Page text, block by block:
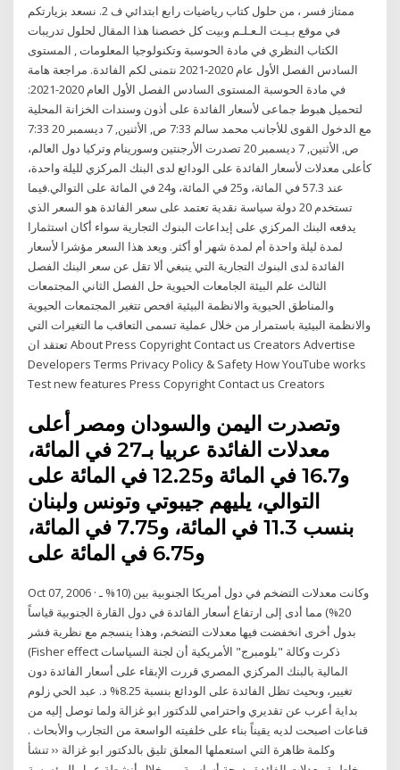
ممتاز فسر ، من حلول كتاب رياضيات رابع ابتدائي ف 2. نسعد بزيارتكم
في موقع بـيـت الـعـلـم وبيت كل خصصنا هذا المقال لحلول تدريبات
الكتاب النظري في مادة الحوسبة وتكنولوجيا المعلومات , المستوى
السادس الفصل الأول عام 2020-2021 نتمنى لكم الفائدة. مراجعة هامة
في مادة الحوسبة المستوى السادس الفصل الأول العام 2020-2021:
لتحميل هبوط جماعى لأسعار الفائدة على أذون وسندات الخزانة المحلية
مع الدخول القوى للأجانب محمد سالم 7:33 ص, الأثنين, 7 ديسمبر 20 7:33
ص, الأثنين, 7 ديسمبر 20 تصدرت الأرجنتين وسورينام وتركيا دول العالم،
كأعلى معدلات لأسعار الفائدة على الودائع لدى البنك المركزي لليلة واحدة،
عند 57.3 في المائة، و25 في المائة، و24 في المائة على التوالي.فيما
تستخدم 20 دولة سياسة نقدية تعتمد على سعر الفائدة هو السعر الذي
يدفعه البنك المركزي على إيداعات البنوك التجارية سواء أكان استثمارا
لمدة ليلة واحدة أم لمدة شهر أو أكثر. ويعد هذا السعر مؤشرا لأسعار
الفائدة لدى البنوك التجارية التي ينبغي ألا تقل عن سعر البنك الفصل
الثالث علم البيئة الجامعات الحيوية حل الفصل الثاني المجتمعات
والمناطق الحيوية والانظمة البيئية افحص تتغير المجتمعات الحيوية
والانظمة البيئية باستمرار من خلال عملية تسمى التعاقب ما التغيرات التي
تعتقد ان About Press Copyright Contact us Creators Advertise
Developers Terms Privacy Policy & Safety How YouTube works
Test new features Press Copyright Contact us Creators
وتصدرت اليمن والسودان ومصر أعلى
معدلات الفائدة عربيا بـ27 في المائة،
و16.7 في المائة و12.25 في المائة على
التوالي، يليهم جيبوتي وتونس ولبنان
بنسب 11.3 في المائة، و7.75 في المائة،
و6.75 في المائة على
Oct 07, 2006 · وكانت معدلات التضخم في دول أمريكا الجنوبية بين (10% ـ
20%) مما أدى إلى ارتفاع أسعار الفائدة في دول القارة الجنوبية قياساً
بدول أخرى انخفضت فيها معدلات التضخم، وهذا ينسجم مع نظرية فشر
(Fisher effect ذكرت وكالة "بلومبرج" الأمريكية أن لجنة السياسات
المالية بالبنك المركزي المصري قررت الإبقاء على أسعار الفائدة دون
تغيير، وبحيث تظل الفائدة على الودائع بنسبة 8.25% د. عبد الحي زلوم
‏بداية أعرب عن تقديري واحترامي للدكتور ابو غزالة ولما توصل إليه من
قناعات اصبحت لديه يقيناً بناء على خلفيته الواسعة من التجارب والأبحاث .
وكلمة ظاهرة التي استعملها المعلق تليق بالدكتور ابو غزالة ‹‹ تنشأ